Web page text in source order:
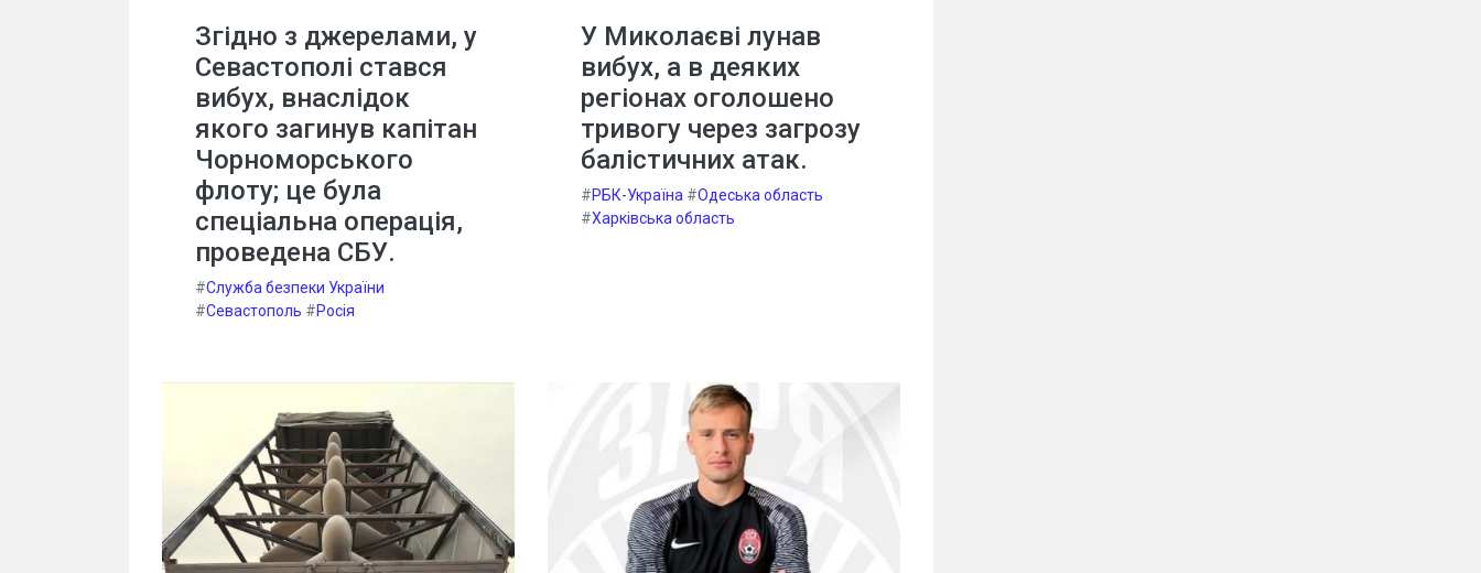
Згідно з джерелами, у
Севастополі стався
вибух, внаслідок
якого загинув капітан
Чорноморського
флоту; це була
спеціальна операція,
проведена СБУ.
#Служба безпеки України
#Севастополь #Росія
У Миколаєві лунав
вибух, а в деяких
регіонах оголошено
тривогу через загрозу
балістичних атак.
#РБК-Україна #Одеська область
#Харківська область